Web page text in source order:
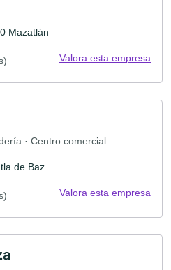
Mazatlán
Valora esta empresa
· Centro comercial
de Baz
Valora esta empresa